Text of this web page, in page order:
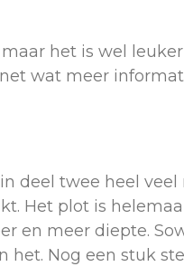
het is wel
wat meer
deel twee heel
Het plot is
en meer diepte.
Nog een stuk